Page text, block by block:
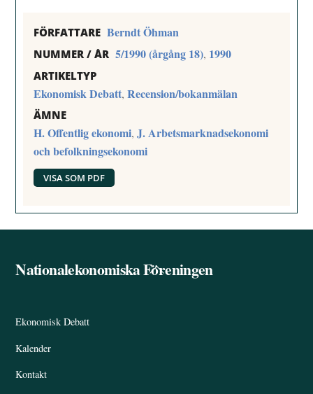
FÖRFATTARE Berndt Öhman
NUMMER / ÅR 5/1990 (årgång 18), 1990
ARTIKELTYP
Ekonomisk Debatt,Recension/bokanmälan
ÄMNE
H. Offentlig ekonomi,J. Arbetsmarknadsekonomi
och befolkningsekonomi
VISA SOM PDF
Back
Nationalekonomiska Föreningen
Ekonomisk Debatt
Kalender
Kontakt